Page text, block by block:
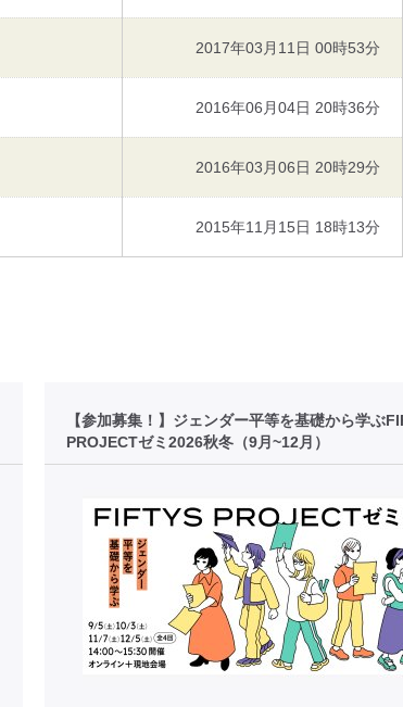
2017年03月11日 00時53分
2016年06月04日 20時36分
2016年03月06日 20時29分
2015年11月15日 18時13分
【参加募集！】ジェンダー平等を基礎から学ぶ
PROJECTゼミ2026秋冬（9月~12月）